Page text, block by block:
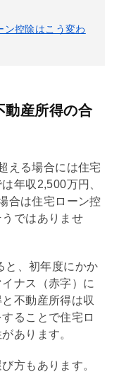
ン控除はこう変わ
動産所得の合
える場合には住宅
年収2,500万円、
合は住宅ローン控
ではありませ
と、初年度にかか
ナス（赤字）に
不動産所得は収
ることで住宅ロ
あります。
方もあります。